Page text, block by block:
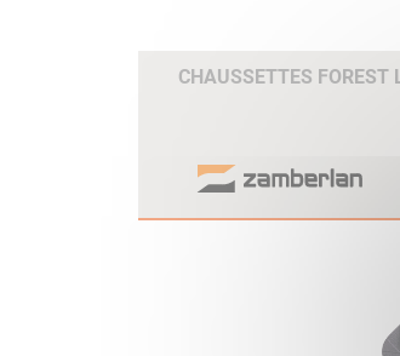
CHAUSSETTES FOREST